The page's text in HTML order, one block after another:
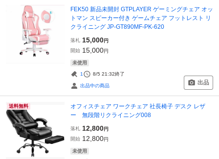
FEK50 新品未開封 GTPLAYER ゲーミングチェア オッ
トマン スピーカー付き ゲームチェア フットレスト リ
クライニング JP-GT890MF-PK-620
落札 15,000円
開始 15,000円
未使用
1 8/5 21:32終了
出品中の商品 出品
送料無料
オフィスチェア ワークチェア 社長椅子 デスク レザ
ー 無段階リクライニング008
落札 12,800円
開始 12,800円
未使用